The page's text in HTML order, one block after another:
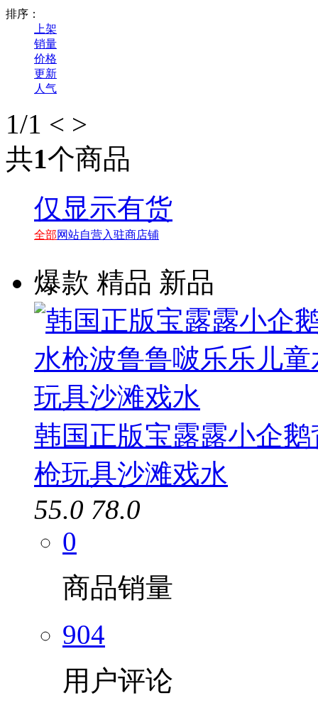
排序：
上架
销量
价格
更新
人气
1/1 < >
共1个商品
仅显示有货
全部网站自营入驻商店铺
爆款 精品 新品
韩国正版宝露露小企
枪玩具沙滩戏水
55.0 78.0
0
商品销量
904
用户评论